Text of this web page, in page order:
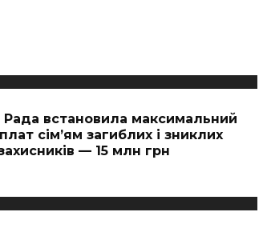
Рада встановила максимальний
сім’ям загиблих і зниклих
— 15 млн грн